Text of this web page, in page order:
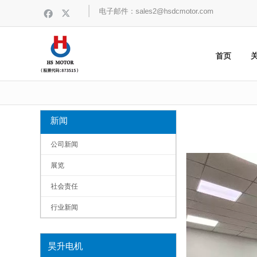
电子邮件：sales2@hsdcmotor.com
首页
新闻
公司新闻
展览
社会责任
行业新闻
昊升电机